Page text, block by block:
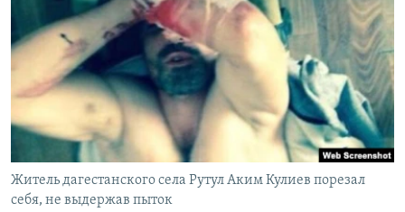
РАСПИСАНИЕ ВЕЩАНИЯ
ПОДПИШИТЕСЬ НА РАССЫЛКУ
СОЦИАЛЬНЫЕ СЕТИ
Житель дагестанского села Рутул Аким Кулиев порезал
себя, не выдержав пыток